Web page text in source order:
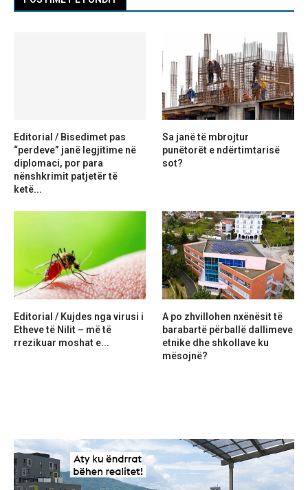
Editorial / Bisedimet pas
“perdeve” janë legjitime në
diplomaci, por para
nënshkrimit patjetër të
ketë...
Sa janë të mbrojtur
punëtorët e ndërtimtarisë
sot?
Editorial / Kujdes nga virusi i
Etheve të Nilit – më të
rrezikuar moshat e...
A po zhvillohen nxënësit të
barabartë përballë dallimeve
etnike dhe shkollave ku
mësojnë?